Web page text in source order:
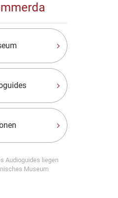
Audioguides liegen
Museum